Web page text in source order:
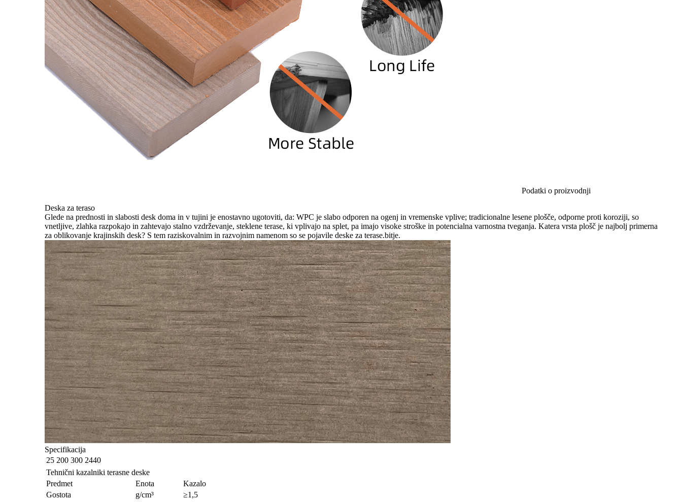
Podatki o proizvodnji
Deska za teraso
Glede na prednosti in slabosti desk doma in v tujini je enostavno ugotoviti, da: WPC je slabo odporen na ogenj in vremenske vplive; tradicionalne lesene plošče, odporne proti koroziji, so
vnetljive, zlahka razpokajo in zahtevajo stalno vzdrževanje, steklene terase, ki vplivajo na splet, pa imajo visoke stroške in potencialna varnostna tveganja. Katera vrsta plošč je najbolj primerna
za oblikovanje krajinskih desk? S tem raziskovalnim in razvojnim namenom so se pojavile deske za terase.bitje.
Specifikacija
25 200 300 2440
Tehnični kazalniki terasne deske
Predmet
Enota
Kazalo
Gostota
g/cm³
≥1,5